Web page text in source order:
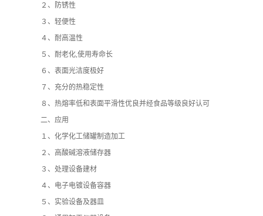
２、防锈性
３、轻便性
４、耐高温性
５、耐老化,使用寿命长
６、表面光洁度极好
７、充分的热稳定性
８、热熔率低和表面平滑性优良并经食品等级良好认可
二、应用
１、化学化工储罐制造加工
２、高酸碱溶液储存器
３、处理设备建材
４、电子电镀设备容器
５、实验设备及器皿